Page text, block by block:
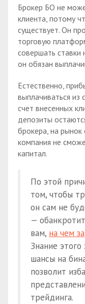
Брокер БО не
клиента, потому
существует. Он
торговую
совершать ставки
он обязан
Естественно,
выплачиваться из
счет внесенных
депозиты
брокера, на рынок
компания не
капитал.
По этой
том, чтобы
он сам не
—
вам, на чем
Знание
шансы на
позволит
трейдинга.